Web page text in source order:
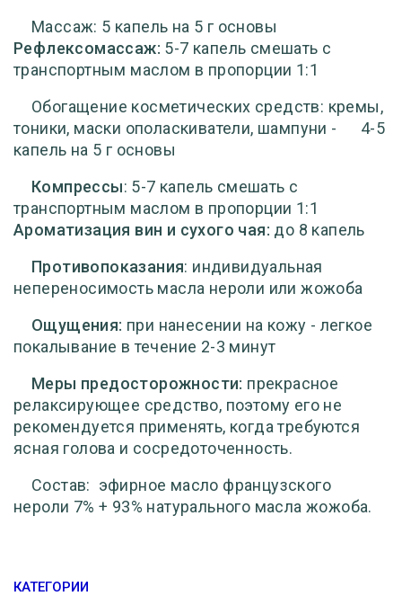
Массаж: 5 капель на 5 г основы
Рефлексомассаж: 5-7 капель смешать с
транспортным маслом в пропорции 1:1
Обогащение косметических средств: кремы,
тоники, маски ополаскиватели, шампуни - 4-5
капель на 5 г основы
Компрессы: 5-7 капель смешать с
транспортным маслом в пропорции 1:1
Ароматизация вин и сухого чая: до 8 капель
Противопоказания: индивидуальная
непереносимость масла нероли или жожоба
Ощущения: при нанесении на кожу - легкое
покалывание в течение 2-3 минут
Меры предосторожности: прекрасное
релаксирующее средство, поэтому его не
рекомендуется применять, когда требуются
ясная голова и сосредоточенность.
Состав: эфирное масло французского
нероли 7% + 93% натурального масла жожоба.
КАТЕГОРИИ